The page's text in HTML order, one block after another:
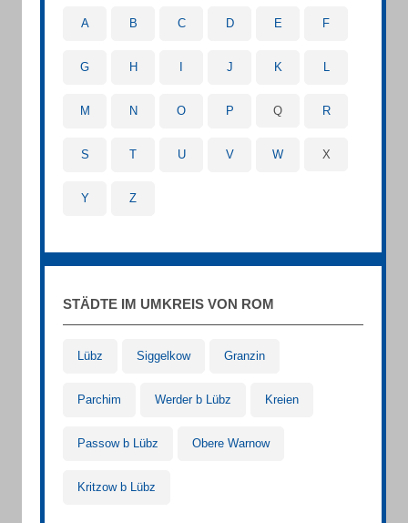
A B C D E F
G H J K L
M N O P Q R
S T U V W X
Y Z
STÄDTE IM UMKREIS VON ROM
Lübz Siggelkow Granzin
Parchim Werder b Lübz Kreien
Passow b Lübz Obere Warnow
Kritzow b Lübz